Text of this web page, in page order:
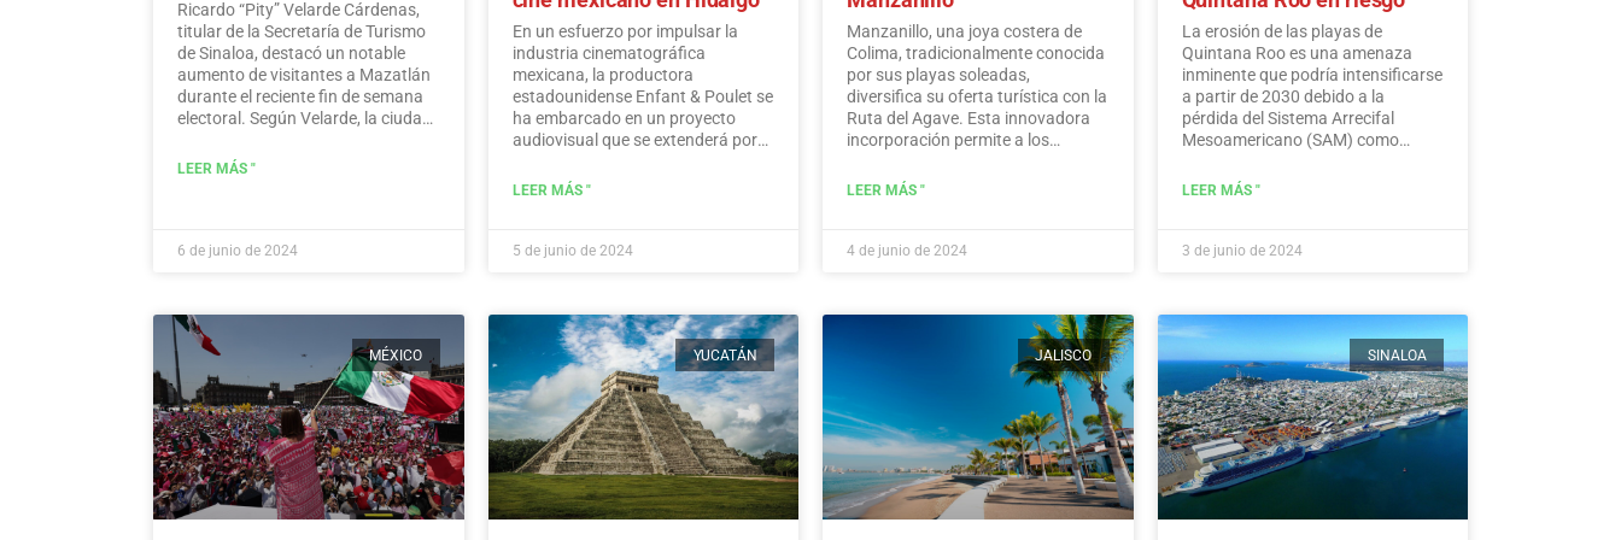
Ricardo “Pity” Velarde Cárdenas,
titular de la Secretaría de Turismo
de Sinaloa, destacó un notable
aumento de visitantes a Mazatlán
durante el reciente fin de semana
electoral. Según Velarde, la ciudad
significativo en los niveles de
que demostraron un sentido de
democrático.Leer más
LEER MÁS "
6 de junio de 2024
En un esfuerzo por impulsar la
industria cinematográfica
mexicana, la productora
estadounidense Enfant & Poulet se
ha embarcado en un proyecto
audiovisual que se extenderá por
Hidalgo.…Leer más
LEER MÁS "
5 de junio de 2024
Manzanillo, una joya costera de
Colima, tradicionalmente conocida
por sus playas soleadas,
diversifica su oferta turística con la
Ruta del Agave. Esta innovadora
incorporación permite a los
historia, las tradiciones y los
LEER MÁS "
4 de junio de 2024
La erosión de las playas de
Quintana Roo es una amenaza
inminente que podría intensificarse
a partir de 2030 debido a la
pérdida del Sistema Arrecifal
Mesoamericano (SAM) como
advierten expertos.…
LEER MÁS "
3 de junio de 2024
MÉXICO YUCATÁN JALISCO SINALOA